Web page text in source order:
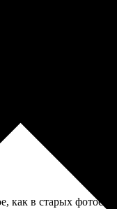
как в старых